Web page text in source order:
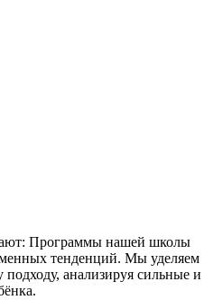
Программы нашей школы
тенденций. Мы уделяем
анализируя сильные и